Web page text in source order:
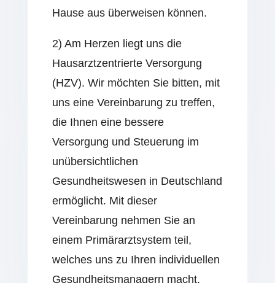
Hause aus überweisen können.
2) Am Herzen liegt uns die
Hausarztzentrierte Versorgung
(HZV). Wir möchten Sie bitten, mit
uns eine Vereinbarung zu treffen,
die Ihnen eine bessere
Versorgung und Steuerung im
unübersichtlichen
Gesundheitswesen in Deutschland
ermöglicht. Mit dieser
Vereinbarung nehmen Sie an
einem Primärarztsystem teil,
welches uns zu Ihren individuellen
Gesundheitsmanagern macht.